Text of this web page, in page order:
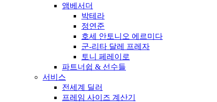
앰베서더
박테라
정연준
호세 안토니오 에르미다
군-리타 달레 프레자
토니 페레이로
파트너쉽 & 선수들
서비스
전세계 딜러
프레임 사이즈 계산기